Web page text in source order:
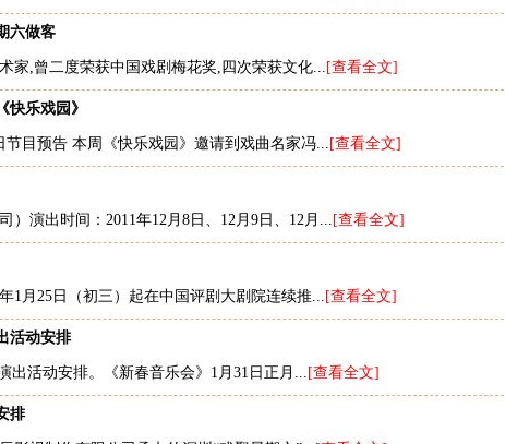
六做客
家,曾二度荣获中国戏剧梅花奖,四次荣获文化... [查看全文]
乐戏园》
目预告 本周《快乐戏园》邀请到戏曲名家冯... [查看全文]
）演出时间：2011年12月8日、12月9日、12月... [查看全文]
1月25日（初三）起在中国评剧大剧院连续推... [查看全文]
活动安排
出活动安排。《新春音乐会》1月31日正月... [查看全文]
排